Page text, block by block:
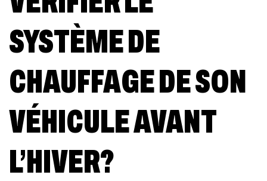
SYSTÈME DE
CHAUFFAGE DE SON
VÉHICULE AVANT
L’HIVER?